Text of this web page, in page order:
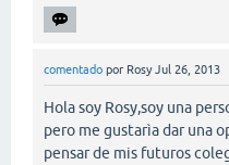
comentado por Rosy Jul 26, 2013
Hola soy Rosy,soy una
pero me gustarìa dar una
pensar de mis futuros